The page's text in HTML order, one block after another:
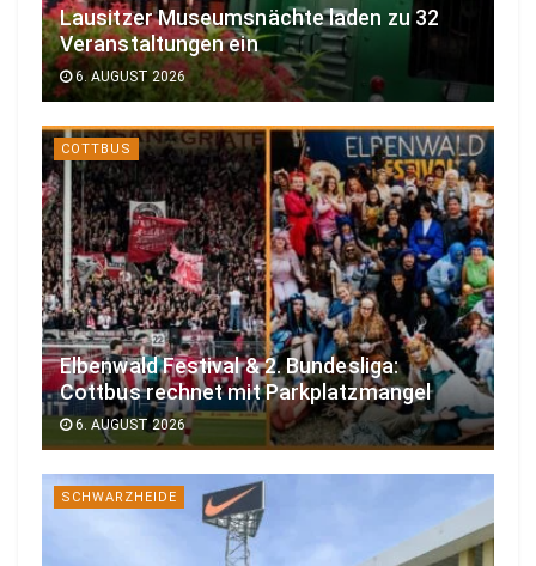
Lausitzer Museumsnächte laden zu 32
Veranstaltungen ein
6. AUGUST 2026
COTTBUS
Elbenwald Festival & 2. Bundesliga:
Cottbus rechnet mit Parkplatzmangel
6. AUGUST 2026
SCHWARZHEIDE